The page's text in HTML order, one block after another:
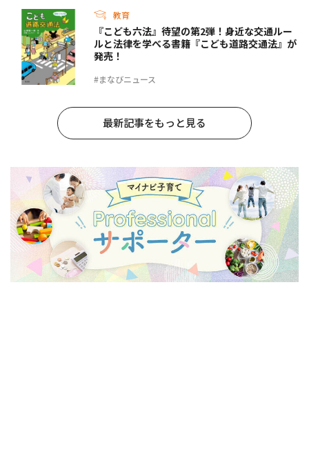
教育
#まなびニュース
『こども六法』待望の第2弾！身近な交通ルー
ルと法律を学べる書籍『こども道路交通法』が
発売！
最新記事をもっと見る